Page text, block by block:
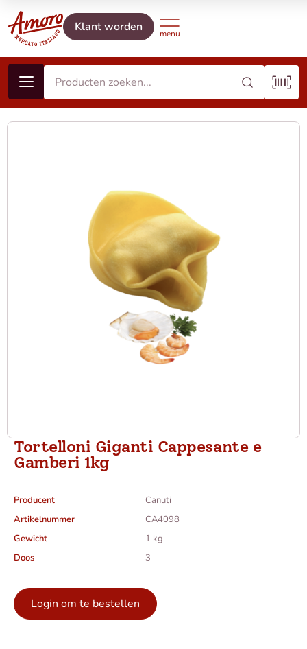
Klant worden
Tortelloni Giganti Cappesante e
Gamberi 1kg
Producent
Canuti
Artikelnummer
CA4098
Gewicht
1 kg
Doos
3
Login om te bestellen